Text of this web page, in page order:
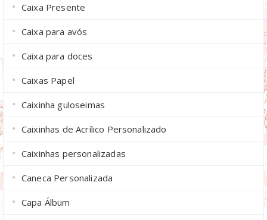
Caixa Presente
Caixa para avós
Caixa para doces
Caixas Papel
Caixinha guloseimas
Caixinhas de Acrílico Personalizado
Caixinhas personalizadas
Caneca Personalizada
Capa Álbum